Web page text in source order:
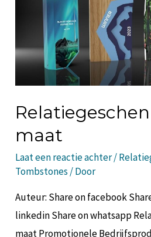
maat
Laat een reactie achter/
Tombstones / Door
Auteur: Share on facebook
linkedin Share on whatsapp
maat Promotionele